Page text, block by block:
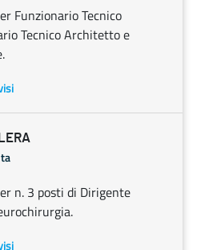
Funzionario Tecnico
Tecnico Architetto e
n. 3 posti di Dirigente